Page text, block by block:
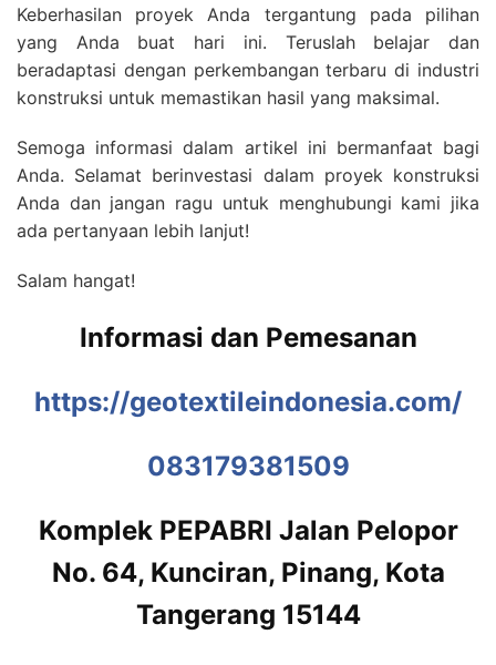
Keberhasilan proyek Anda tergantung pada pilihan
yang Anda buat hari ini. Teruslah belajar dan
beradaptasi dengan perkembangan terbaru di industri
konstruksi untuk memastikan hasil yang maksimal.
Semoga informasi dalam artikel ini bermanfaat bagi
Anda. Selamat berinvestasi dalam proyek konstruksi
Anda dan jangan ragu untuk menghubungi kami jika
ada pertanyaan lebih lanjut!
Salam hangat!
Informasi dan Pemesanan
https://geotextileindonesia.com/
083179381509
Komplek PEPABRI Jalan Pelopor
No. 64, Kunciran, Pinang, Kota
Tangerang 15144